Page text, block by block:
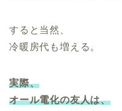
すると当然、
冷暖房代も増える。
実際、
オール電化の友人は、